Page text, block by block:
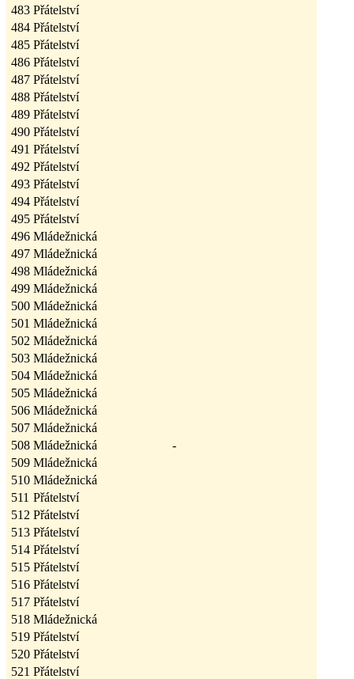
483 Přátelství
484 Přátelství
485 Přátelství
486 Přátelství
487 Přátelství
488 Přátelství
489 Přátelství
490 Přátelství
491 Přátelství
492 Přátelství
493 Přátelství
494 Přátelství
495 Přátelství
496 Mládežnická
497 Mládežnická
498 Mládežnická
499 Mládežnická
500 Mládežnická
501 Mládežnická
502 Mládežnická
503 Mládežnická
504 Mládežnická
505 Mládežnická
506 Mládežnická
507 Mládežnická
508 Mládežnická
-
509 Mládežnická
510 Mládežnická
511 Přátelství
512 Přátelství
513 Přátelství
514 Přátelství
515 Přátelství
516 Přátelství
517 Přátelství
518 Mládežnická
519 Přátelství
520 Přátelství
521 Přátelství